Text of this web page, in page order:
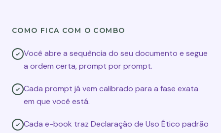
COMO FICA COM O COMBO
Você abre a sequência do seu documento e segue
a ordem certa, prompt por prompt.
Cada prompt já vem calibrado para a fase exata
em que você está.
Cada e-book traz Declaração de Uso Ético padrão